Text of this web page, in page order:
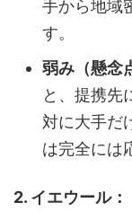
手から地域
す。
弱み（懸念
と、提携先
対に大手だ
は完全には
2. イエウール